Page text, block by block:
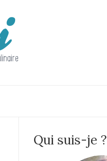
Qui suis-je ?